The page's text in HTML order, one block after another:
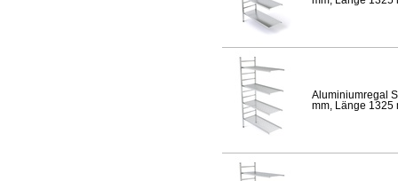
Aluminiumregal
mm, Länge 1325